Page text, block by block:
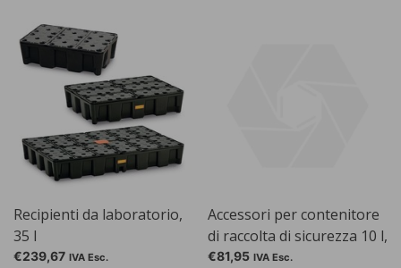
Recipienti da laboratorio,
35 l
€239,67 IVA Esc.
Accessori per contenitore
di raccolta di sicurezza 10 l,
Protezione antincendio di
€81,95 IVA Esc.